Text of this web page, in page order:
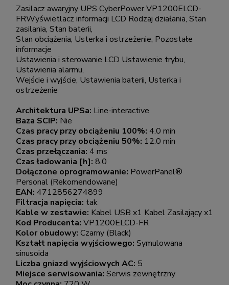
Zasilacz awaryjny UPS CyberPower VP1200ELCD-
FRWyświetlacz informacji LCD Rodzaj działania, Stan
zasilania, Stan baterii,
Stan obciążenia, Usterka i ostrzeżenie, Pozostałe
informacje
Ustawienia i sterowanie LCD Ustawienie trybu,
Ustawienia alarmu,
Wejście i wyjście, Ustawienia baterii, Usterka i
ostrzeżenie
Architektura UPSa: Line-interactive
Baza SCIP: Nie
Czas pracy przy obciążeniu 100%: 4.0 min
Czas pracy przy obciążeniu 50%: 12.0 min
Czas przełączania: 4 ms
Czas ładowania [h]: 8.0
Dołączone oprogramowanie: PowerPanel®
Personal (Rekomendowane)
EAN: 4712856274899
Filtracja napięcia: tak
Kable w zestawie: Kabel USB x1 Kabel Zasilający x1
Kod Producenta: VP1200ELCD-FR
Kolor obudowy: Czarny (Black)
Kształt napięcia wyjściowego: Symulowana
sinusoida
Liczba gniazd wyjściowych AC: 5
Miejsce serwisowania: Serwis zewnętrzny